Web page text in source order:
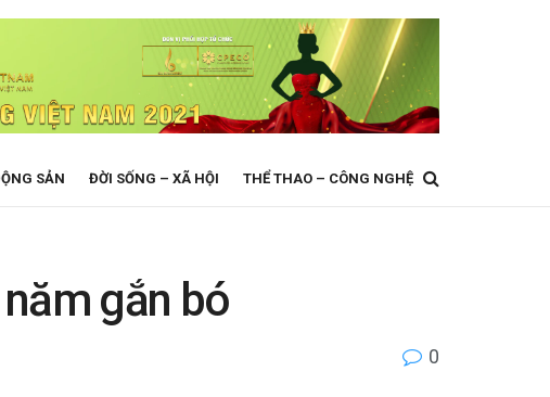
SẢN ĐỜI SỐNG – XÃ HỘI THỂ THAO – CÔNG NGHỆ
năm gắn bó
0